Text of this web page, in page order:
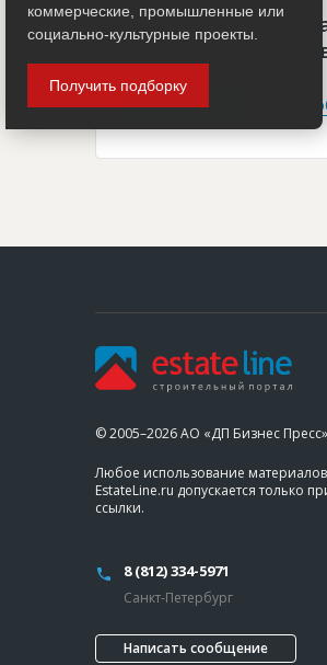
Чтобы
платная
Войти
© 2005–2026 АО «ДП Бизнес
Любое использование
EstateLine.ru допускается только
ссылки.
8 (812) 334-5971
Санкт-Петербург
Написать сообщение
коммерческие, промышленные или
социально-культурные проекты.
Получить подборку